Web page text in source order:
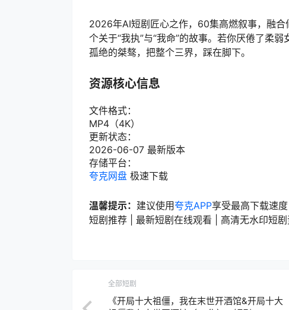
2026年AI短剧匠心之作，60集高燃叙事，融
个关于“我执”与“我命”的故事。若你厌倦了柔
孤绝的桀骜，把整个三界，踩在脚下。
资源核心信息
文件格式：
MP4（4K）
更新状态：
2026-06-07 最新版本
存储平台：
夸克网盘 极速下载
温馨提示： 建议使用夸克APP享受最高下载速
短剧推荐 | 最新短剧在线观看 | 高清无水印短
全部短剧
《开局十大祖僵，我在末世开酒馆&开局十大